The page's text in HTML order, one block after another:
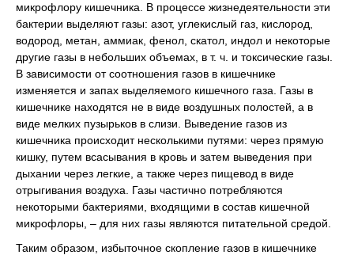
микрофлору кишечника. В процессе жизнедеятельности эти
бактерии выделяют газы: азот, углекислый газ, кислород,
водород, метан, аммиак, фенол, скатол, индол и некоторые
другие газы в небольших объемах, в т. ч. и токсические газы.
В зависимости от соотношения газов в кишечнике
изменяется и запах выделяемого кишечного газа. Газы в
кишечнике находятся не в виде воздушных полостей, а в
виде мелких пузырьков в слизи. Выведение газов из
кишечника происходит несколькими путями: через прямую
кишку, путем всасывания в кровь и затем выведения при
дыхании через легкие, а также через пищевод в виде
отрыгивания воздуха. Газы частично потребляются
некоторыми бактериями, входящими в состав кишечной
микрофлоры, – для них газы являются питательной средой.
Таким образом, избыточное скопление газов в кишечнике